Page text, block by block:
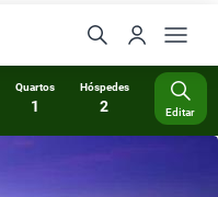
Quartos
1
Hóspedes
2 Editar